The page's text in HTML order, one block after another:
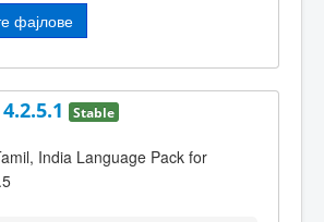
фајлове
Stable
India Language Pack for